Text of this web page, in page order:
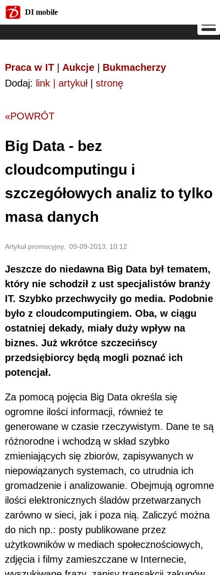
DI mobile
Praca w IT Aukcje
Bukmacherzy
Dodaj: link | artykuł| stronę
«POWRÓT
Big Data - bez
cloudcomputingu i
szczegółowych analiz to tylko
masa danych
Artykuł promocyjny, 09-09-2013, 10:12
Jeszcze do niedawna Big Data był tematem,
który nie schodził z ust specjalistów branży
IT. Szybko przechwyciły go media. Podobnie
było z cloudcomputingiem. Oba, w ciągu
ostatniej dekady, miały duży wpływ na
biznes. Już wkrótce szczecińscy
przedsiębiorcy będą mogli poznać ich
potencjał.
Za pomocą pojęcia Big Data określa się
ogromne ilości informacji, również te
generowane w czasie rzeczywistym. Dane te są
różnorodne i wchodzą w skład szybko
zmieniających się zbiorów, zapisywanych w
niepowiązanych systemach, co utrudnia ich
gromadzenie i analizowanie. Obejmują ogromne
ilości elektronicznych śladów przetwarzanych
zarówno w sieci, jak i poza nią. Zaliczyć można
do nich np.: posty publikowane przez
użytkowników w mediach społecznościowych,
zdjęcia i filmy zamieszczane w Internecie,
DI mobile